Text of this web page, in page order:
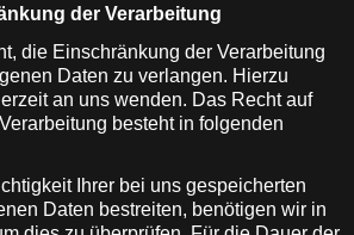
der Verarbeitung
die Einschränkung der Verarbeitung
Daten zu verlangen. Hierzu
an uns wenden. Das Recht auf
besteht in folgenden
Ihrer bei uns gespeicherten
Daten bestreiten, benötigen wir in